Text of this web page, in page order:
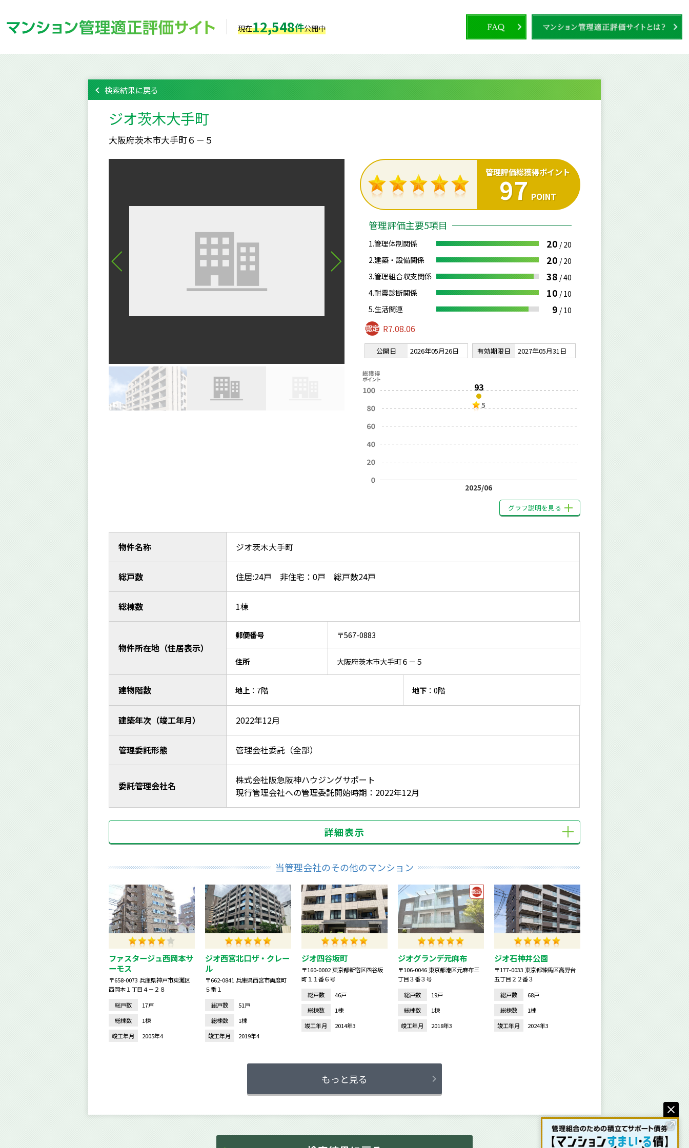
現在12,548件公開中
検索結果に戻る
ジオ茨木大手町
大阪府茨木市大手町６－５
管理評価総獲得ポイント
97 POINT
管理評価主要5項目
1.管理体制関係 20 / 20
2.建築・設備関係
20 / 20
3.管理組合収支関係
38 /40
4.耐震診断関係
10 / 10
5.生活関連
9 / 10
R7.08.06
公開日 2026年05月26日 有効期限日 2027年05月31日
93
5
2025/06
グラフ説明を見る
物件名称 ジオ茨木大手町
総戸数 住居:24戸 非住宅：0戸 総戸数24戸
総棟数 1棟
物件所在地（住居表示）
郵便番号 〒567-0883
住所 大阪府茨木市大手町６－５
建物階数 地上：7階 地下：0階
建築年次（竣工年月） 2022年12月
管理委託形態 管理会社委託（全部）
委託管理会社名
株式会社阪急阪神ハウジングサポート
現行管理会社への管理委託開始時期：2022年12月
詳細表示
当管理会社のその他のマンション
ファスタージュ西岡本サ
ーモス
〒658-0073 兵庫県神戸市東灘区
西岡本１丁目４－２８
総戸数
17戸
総棟数
1棟
竣工年月
2005年4
ジオ西宮北口ザ・クレー
ル
〒662-0841 兵庫県西宮市両度町
５番１
総戸数
51戸
総棟数
1棟
竣工年月
2019年4
ジオ四谷坂町
〒160-0002 東京都新宿区四谷坂
町１１番６号
総戸数
46戸
総棟数
1棟
竣工年月
2014年3
ジオグランデ元麻布
〒106-0046 東京都港区元麻布三
丁目３番３号
総戸数
19戸
総棟数
1棟
竣工年月
2018年3
ジオ石神井公園
〒177-0033 東京都練馬区高野台
五丁目２２番３
総戸数
68戸
総棟数
1棟
竣工年月
2024年3
もっと見る